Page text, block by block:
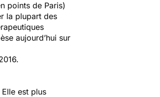
points de Paris)
la plupart des
aujourd’hui sur
est plus